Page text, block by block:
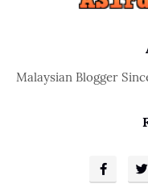
Malaysian Blogger